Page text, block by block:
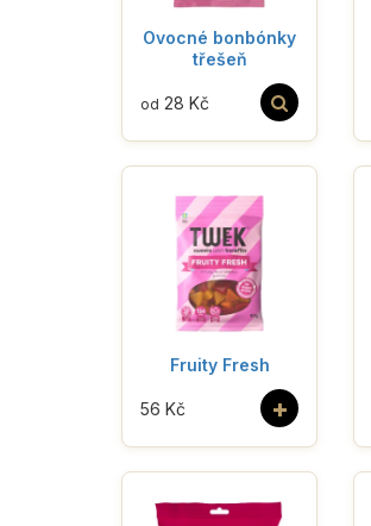
Ovocné bonbónky
třešeň
od 28 Kč
Fruity Fresh
+
56 Kč